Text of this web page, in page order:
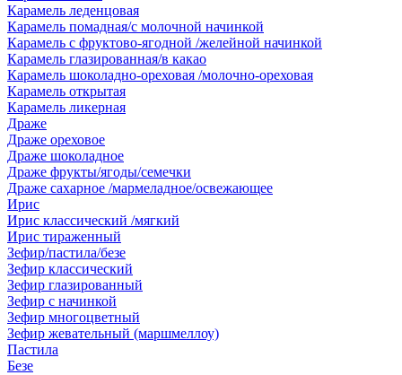
Карамель леденцовая
Карамель помадная/с молочной начинкой
Карамель с фруктово-ягодной /желейной начинкой
Карамель глазированная/в какао
Карамель шоколадно-ореховая /молочно-ореховая
Карамель открытая
Карамель ликерная
Драже
Драже ореховое
Драже шоколадное
Драже фрукты/ягоды/семечки
Драже сахарное /мармеладное/освежающее
Ирис
Ирис классический /мягкий
Ирис тираженный
Зефир/пастила/безе
Зефир классический
Зефир глазированный
Зефир с начинкой
Зефир многоцветный
Зефир жевательный (маршмеллоу)
Пастила
Безе